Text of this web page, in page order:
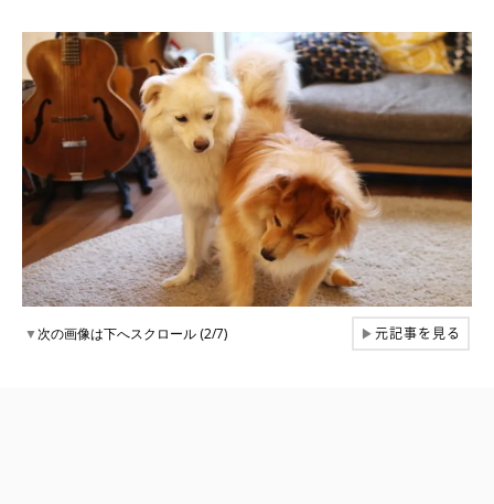
▼次の画像は下へスクロール (2/7) ▶元記事を見る